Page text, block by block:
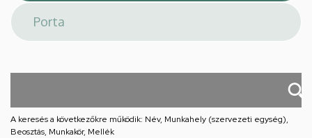
A keresés a következőkre működik: Név, Munkahely (szervezeti egység),
Beosztás, Munkakör, Mellék